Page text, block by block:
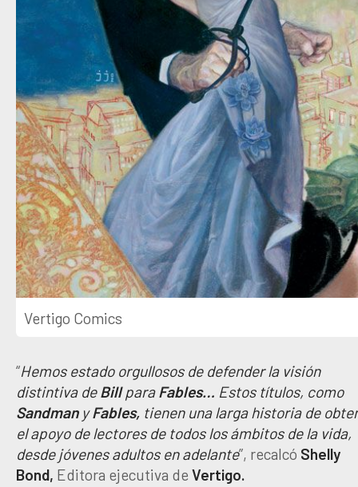
Vertigo Comics
“Hemos estado orgullosos de defender la visión
distintiva deBillparaFables… Estos títulos, como
SandmanyFables,tienen una larga historia de
el apoyo de lectores de todos los ámbitos de la vida,
desde jóvenes adultos en adelante”, recalcó Shelly
Bond, Editora ejecutiva de Vertigo.